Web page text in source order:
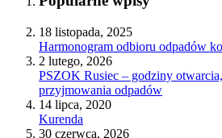
18 listopada, 2025
Harmonogram odbioru odpadów
2 lutego, 2026
PSZOK Rusiec – godziny
przyjmowania odpadów
14 lipca, 2020
Kurenda
30 czerwca, 2026